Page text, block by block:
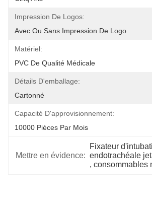
Impression De Logos:
Avec Ou Sans Impression De Logo
Matériel:
PVC De Qualité Médicale
Détails D'emballage:
Cartonné
Capacité D'approvisionnement:
10000 Pièces Par Mois
Mettre en évidence:
Fixateur
endotrachéale
, consommables